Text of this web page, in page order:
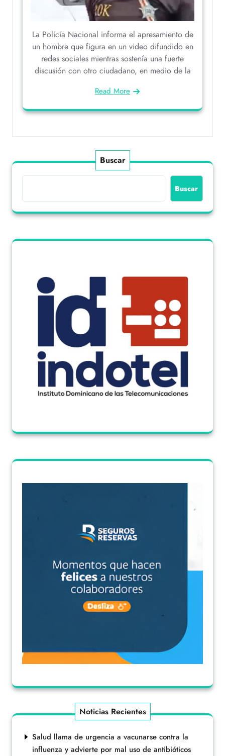
La Policía Nacional informa el apresamiento de
un hombre que figura en un video difundido en
redes sociales mientras sostenía una fuerte
discusión con otro ciudadano, en medio de la
Read More
Buscar
Buscar
Noticias Recientes
Salud llama de urgencia a vacunarse contra la
influenza y advierte por mal uso de antibióticos